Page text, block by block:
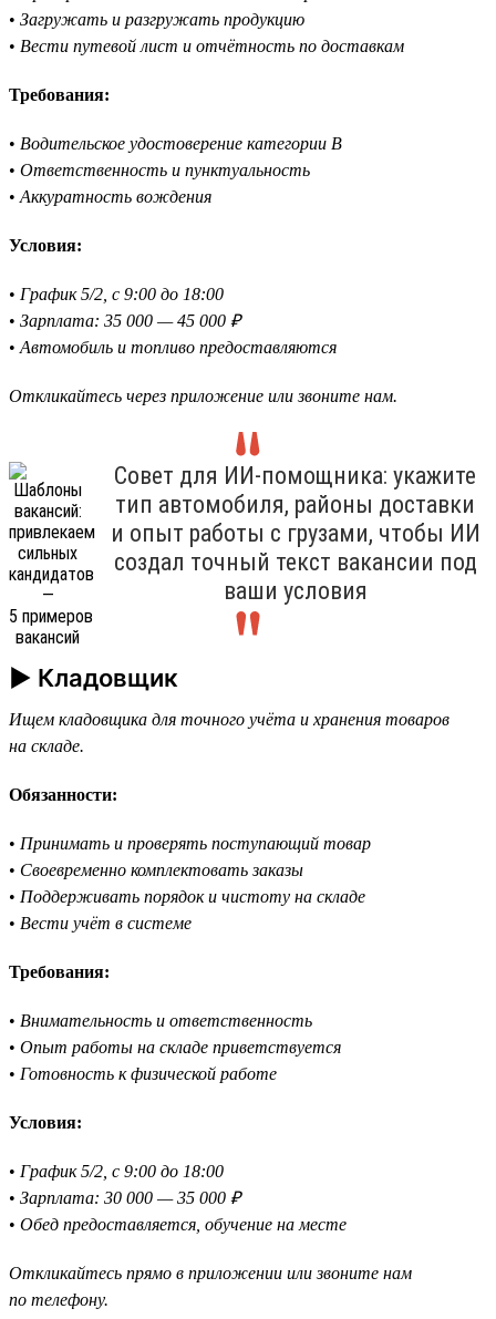
• Загружать и разгружать продукцию
• Вести путевой лист и отчётность по доставкам
Требования:
• Водительское удостоверение категории B
• Ответственность и пунктуальность
• Аккуратность вождения
Условия:
• График 5/2, с 9:00 до 18:00
• Зарплата: 35 000 — 45 000 ₽
• Автомобиль и топливо предоставляются
Откликайтесь через приложение или звоните нам.
Совет для ИИ-помощника: укажите
тип автомобиля, районы доставки
и опыт работы с грузами, чтобы ИИ
создал точный текст вакансии под
ваши условия
► Кладовщик
Ищем кладовщика для точного учёта и хранения товаров
на складе.
Обязанности:
• Принимать и проверять поступающий товар
• Своевременно комплектовать заказы
• Поддерживать порядок и чистоту на складе
• Вести учёт в системе
Требования:
• Внимательность и ответственность
• Опыт работы на складе приветствуется
• Готовность к физической работе
Условия:
• График 5/2, с 9:00 до 18:00
• Зарплата: 30 000 — 35 000 ₽
• Обед предоставляется, обучение на месте
Откликайтесь прямо в приложении или звоните нам
по телефону.